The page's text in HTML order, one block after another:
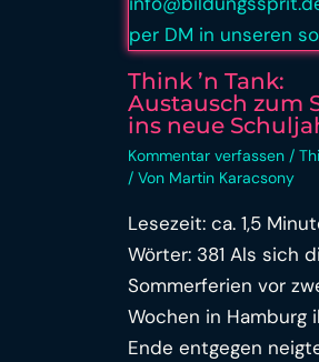
Think ’n Tank:
Austausch zum
ins neue
Kommentar verfassen /
/ Von Martin Karacsony
Lesezeit: ca. 1,5
Wörter: 381 Als sich
Sommerferien vor
Wochen in Hamburg
Ende entgegen